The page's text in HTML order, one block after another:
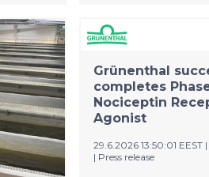
Credit
euros
for
in its
(SPP)
of 1.2
ajankohtaan
kasvatti etenkin
säätila. Suomessa
päästökerroin oli 32
Fingridin
kesäkuun liikevaihto
Grünenthal
completes
Nociceptin
Agonist
29.6.2026 13:50:01 EEST |
| Press release